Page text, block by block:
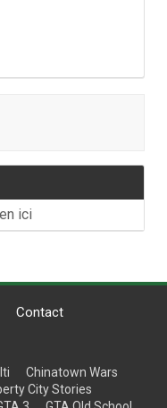
ici
Contact
Chinatown Wars
City Stories